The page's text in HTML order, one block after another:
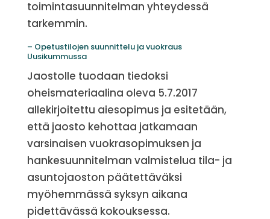
toimintasuunnitelman yhteydessä
tarkemmin.
– Opetustilojen suunnittelu ja vuokraus
Uusikummussa
Jaostolle tuodaan tiedoksi
oheismateriaalina oleva 5.7.2017
allekirjoitettu aiesopimus ja esitetään,
että jaosto kehottaa jatkamaan
varsinaisen vuokrasopimuksen ja
hankesuunnitelman valmistelua tila- ja
asuntojaoston päätettäväksi
myöhemmässä syksyn aikana
pidettävässä kokouksessa.